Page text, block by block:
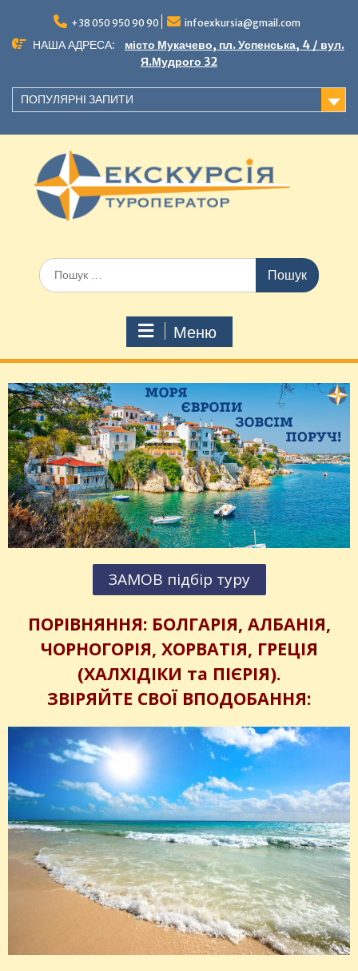
+38 050 950 90 90 infoexkursia@gmail.com
НАША АДРЕСА:
місто Мукачево, пл. Успенська, 4 / вул.
Я.Мудрого 32
ПОПУЛЯРНІ ЗАПИТИ
Меню
ЗАМОВ підбір туру
ПОРІВНЯННЯ: БОЛГАРІЯ, АЛБАНІЯ,
ЧОРНОГОРІЯ, ХОРВАТІЯ, ГРЕЦІЯ
(ХАЛХІДІКИ та ПІЄРІЯ).
ЗВІРЯЙТЕ СВОЇ ВПОДОБАННЯ: